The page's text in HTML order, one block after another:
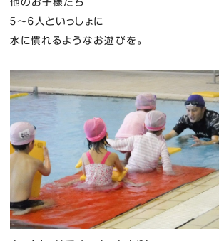
他のお子様たち
５〜６人といっしょに
水に慣れるようなお遊びを。